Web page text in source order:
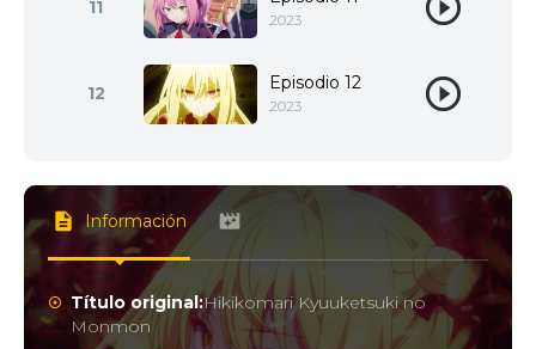
11
2023
12 Episodio 12
2023
Información
Título original:Hikikomari Kyuuketsuki no
Monmon